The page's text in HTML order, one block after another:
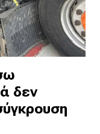
δεν